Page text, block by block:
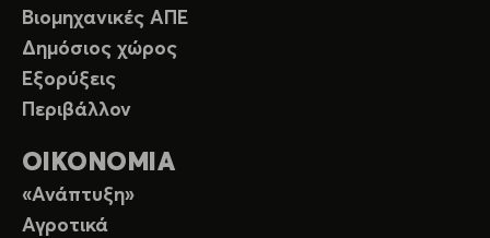
Βιομηχανικές ΑΠΕ
Δημόσιος χώρος
Εξορύξεις
Περιβάλλον
ΟΙΚΟΝΟΜΙΑ
«Ανάπτυξη»
Αγροτικά